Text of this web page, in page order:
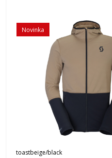
Novinka
toastbeige/black